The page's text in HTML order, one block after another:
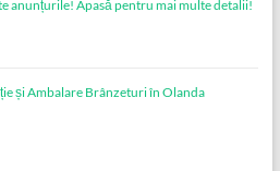
anunțurile! Apasă pentru mai multe detalii!
și Ambalare Brânzeturi în Olanda